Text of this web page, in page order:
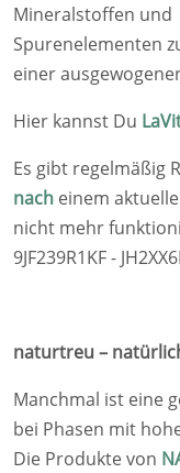
Mineralstoffen und
Spurenelementen
einer
Hier kannst Du
Es gibt regelmäßig
nach einem
nicht mehr
9JF239R1KF -
naturtreu –
Manchmal ist eine
bei Phasen mit
Die Produkte von